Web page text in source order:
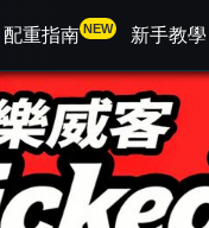
配重指南NEW 新手教學